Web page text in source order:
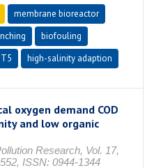
membrane bioreactor
biofouling
high-salinity adaption
oxygen demand COD
and low organic
Research, Vol. 17,
ISSN: 0944-1344